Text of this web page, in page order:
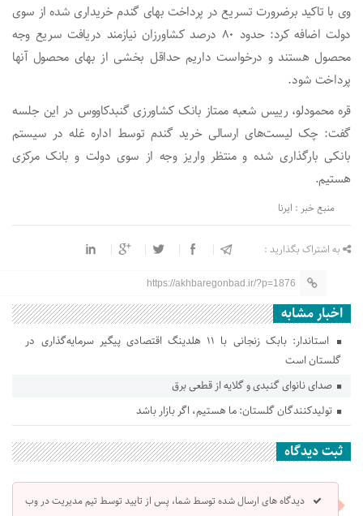
وی با تاکید برضرورت تسریع در پرداخت بهای گندم خریداری شده از سوی
دولت اضافه کرد: حدود ۸۰ درصد کشاورزان نیازمند دریافت سریع وجه
محصول هستند و درخواست داریم حداقل بخشی از بهای محصول آنها
پرداخت شود.
قره محمودلو، رییس شعبه ممتاز بانک کشاورزی گنبدکاووس در این جلسه
گفت: چک لیست‌های ارسالی خرید گندم توسط اداره غله در سیستم
بانکی بارگذاری شده و منتظر واریز وجه از سوی دولت و بانک مرکزی
هستیم.
منبع خبر : ایرنا
به اشتراک بگذارید :
https://akhbaregonbad.ir/?p=1876
اخبار مشابه
استاندار: بابک زنجانی با ۱۱ هلدینگ اقتصادی پیگیر سرمایه‌گذاری در
گلستان است
صدای نانوای گنبدی و گلایه از قطعی برق
تولیدکنندگان گلستان: ما هستیم، اگر بازار باشد
ثبت دیدگاه
دیدگاه های ارسال شده توسط شما، پس از تایید توسط تیم مدیریت در وب